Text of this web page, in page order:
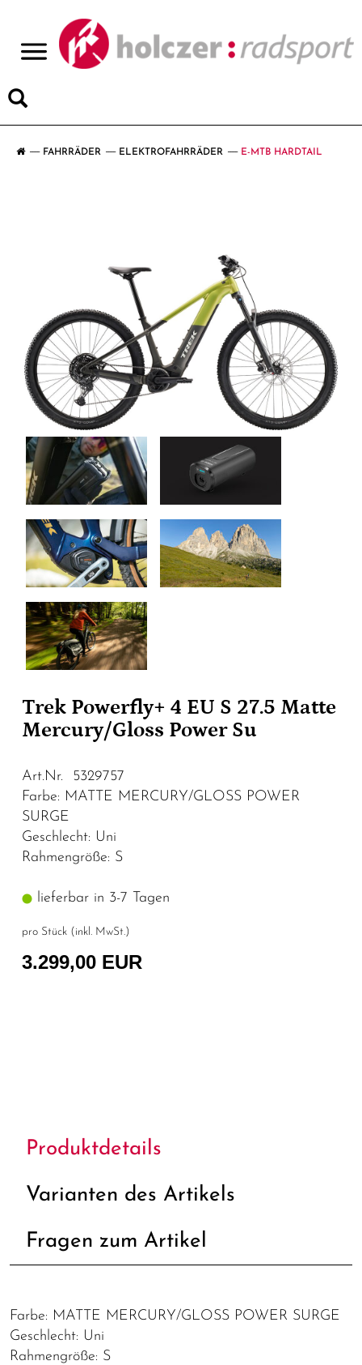
FAHRRÄDER ELEKTROFAHRRÄDER E-MTB HARDTAIL
Trek Powerfly+ 4 EU S 27.5 Matte
Mercury/Gloss Power Su
Art.Nr. 5329757
Farbe: MATTE MERCURY/GLOSS POWER
SURGE
Geschlecht: Uni
Rahmengröße: S
lieferbar in 3-7 Tagen
pro Stück (inkl. MwSt.)
3.299,00 EUR
Produktdetails
Varianten des Artikels
Fragen zum Artikel
Farbe: MATTE MERCURY/GLOSS POWER SURGE
Geschlecht: Uni
Rahmengröße: S